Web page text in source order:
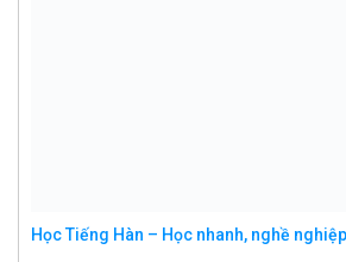
Học Tiếng Hàn – Học nhanh, nghề